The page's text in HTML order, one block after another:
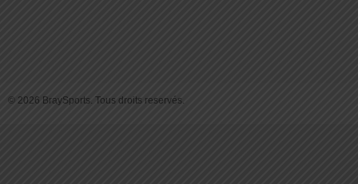
© 2026 BraySports. Tous droits reservés.